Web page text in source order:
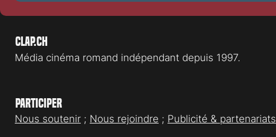
Clap.ch
Média cinéma romand indépendant depuis 1997.
Participer
Nous soutenir ; Nous rejoindre ; Publicité & partenariats